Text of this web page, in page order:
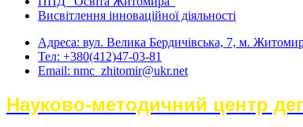
Висвітлення інноваційної діяльності
Адреса: вул. Велика Бердичівська, 7, м.
Тел: +380(412)47-03-81
Email: nmc_zhitomir@ukr.net
Науково-методичний центр